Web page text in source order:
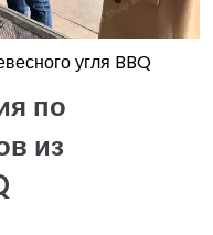
угля BBQ
по
из